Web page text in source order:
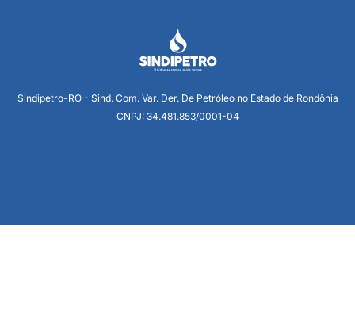
Sindipetro-RO - Sind. Com. Var. Der. De Petróleo no Estado de Rondônia
CNPJ: 34.481.853/0001-04